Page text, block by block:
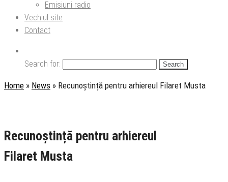
Emisiuni radio
Vechiul site
Contact
Search for:
Home » News » Recunoștință pentru arhiereul Filaret Musta
Recunoștință pentru arhiereul
Filaret Musta